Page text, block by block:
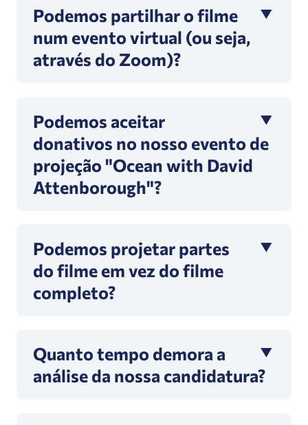
Podemos partilhar o filme
num evento virtual (ou seja,
através do Zoom)?
Podemos aceitar
donativos no nosso evento de
projeção "Ocean with David
Attenborough"?
Podemos projetar partes
do filme em vez do filme
completo?
Quanto tempo demora a
análise da nossa candidatura?